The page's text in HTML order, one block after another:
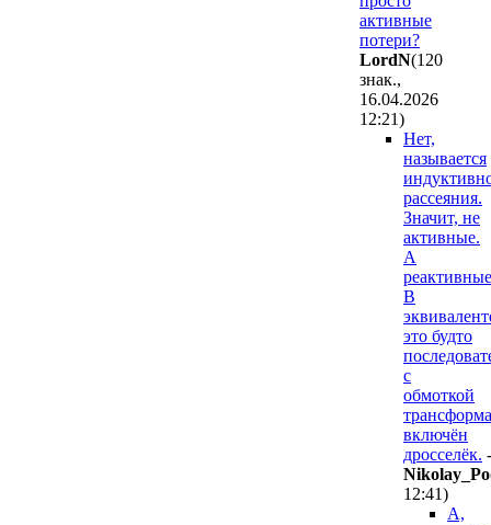
активные
потери?
LordN(120
знак.,
16.04.2026
12:21)
Нет,
называется
рассеяния.
Значит, не
активные.
А
В
это будто
с
обмоткой
включён
дросселёк. -
Nikolay_Po
12:41)
А,